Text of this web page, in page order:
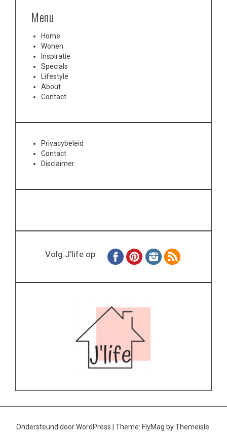
Menu
Home
Wonen
Inspiratie
Specials
Lifestyle
About
Contact
Privacybeleid
Contact
Disclaimer
Volg J'life op:
Ondersteund door WordPress Theme: FlyMag by Themeisle.